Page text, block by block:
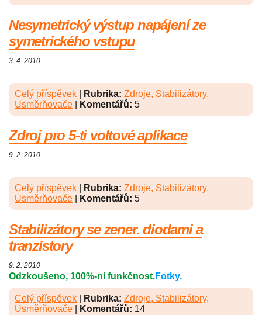
Nesymetrický výstup napájení ze
symetrického vstupu
3. 4. 2010
Celý příspěvek Rubrika: Zdroje, Stabilizátory,
Usměrňovače
Komentářů: 5
Zdroj pro 5-ti voltové aplikace
9. 2. 2010
Celý příspěvek Rubrika: Zdroje, Stabilizátory,
Usměrňovače
Komentářů: 5
Stabilizátory se zener. diodami a
tranzistory
9. 2. 2010
Odzkoušeno, 100%-ní funkčnost.Fotky.
Celý příspěvek Rubrika: Zdroje, Stabilizátory,
Usměrňovače
Komentářů: 14